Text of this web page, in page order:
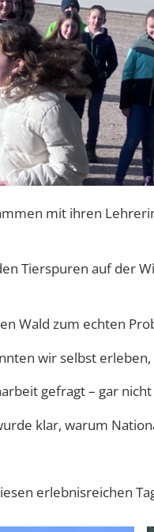
mit ihren
Tierspuren auf der
Wald zum echten
wir selbst
gefragt – gar
klar, warum
erlebnisreichen